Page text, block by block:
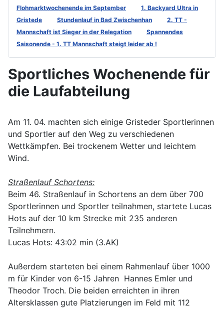
Flohmarktwochenende im September
1. Backyard Ultra in
Gristede
Stundenlauf in Bad Zwischenhan
2. TT -
Mannschaft ist Sieger in der Relegation
Spannendes
Saisonende - 1. TT Mannschaft steigt leider ab !
Sportliches Wochenende für
die Laufabteilung
Am 11. 04. machten sich einige Gristeder Sportlerinnen
und Sportler auf den Weg zu verschiedenen
Wettkämpfen. Bei trockenem Wetter und leichtem
Wind.
Straßenlauf Schortens:
Beim 46. Straßenlauf in Schortens an dem über 700
Sportlerinnen und Sportler teilnahmen, startete Lucas
Hots auf der 10 km Strecke mit 235 anderen
Teilnehmern.
Lucas Hots: 43:02 min (3.AK)
Außerdem starteten bei einem Rahmenlauf über 1000
m für Kinder von 6-15 Jahren Hannes Emler und
Theodor Troch. Die beiden erreichten in ihren
Altersklassen gute Platzierungen im Feld mit 112